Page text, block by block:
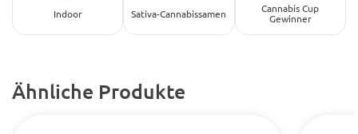
Indoor Sativa-Cannabissamen
Cannabis Cup
Gewinner
Ähnliche Produkte